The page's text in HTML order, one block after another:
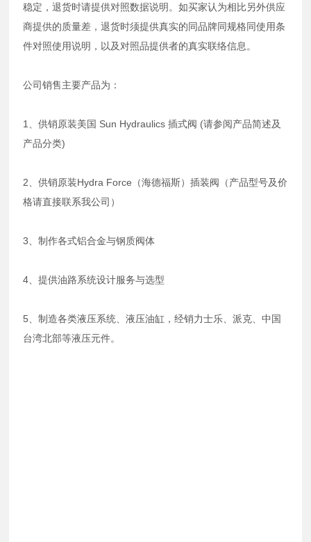
稳定，退货时请提供对照数据说明。如买家认为相比另外供应
商提供的质量差，退货时须提供真实的同品牌同规格同使用条
件对照使用说明，以及对照品提供者的真实联络信息。
公司销售主要产品为：
1、供销原装美国 Sun Hydraulics 插式阀 (请参阅产品简述及
产品分类)
2、供销原装Hydra Force（海德福斯）插装阀（产品型号及价
格请直接联系我公司）
3、制作各式铝合金与钢质阀体
4、提供油路系统设计服务与选型
5、制造各类液压系统、液压油缸，经销力士乐、派克、中国
台湾北部等液压元件。